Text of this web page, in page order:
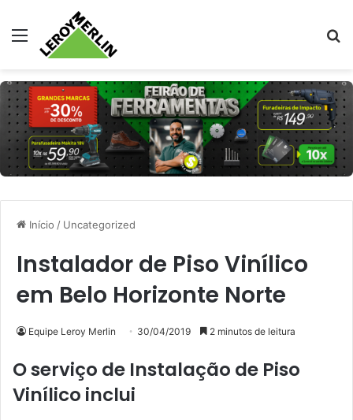
Menu
Início / Uncategorized
Instalador de Piso Vinílico
em Belo Horizonte Norte
Equipe Leroy Merlin 30/04/2019 2 minutos de leitura
O serviço de Instalação de Piso
Vinílico inclui